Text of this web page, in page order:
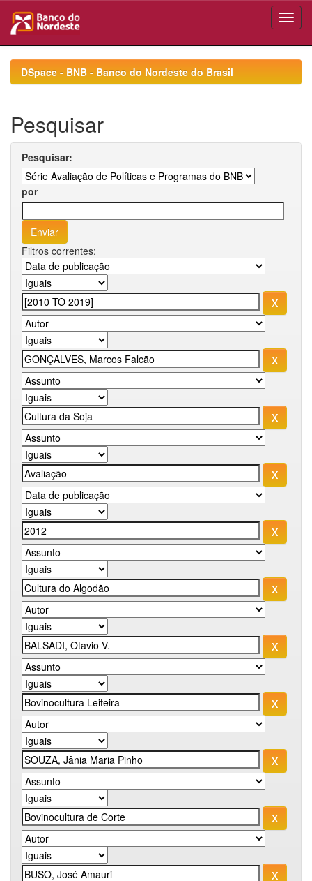
navigationDSpace - BNB - Banco do Nordeste do Brasil
Pesquisar
Pesquisar:
por
Filtros correntes: